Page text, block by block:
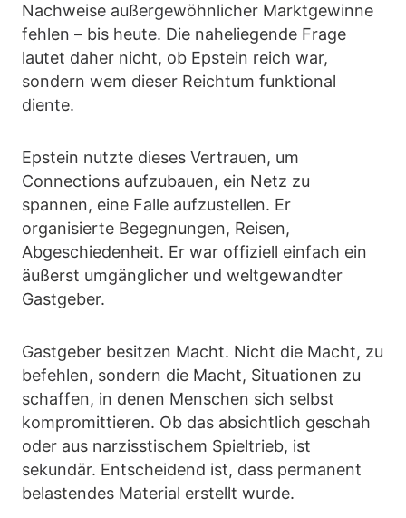
Nachweise außergewöhnlicher Marktgewinne
fehlen – bis heute. Die naheliegende Frage
lautet daher nicht, ob Epstein reich war,
sondern wem dieser Reichtum funktional
diente.
Epstein nutzte dieses Vertrauen, um
Connections aufzubauen, ein Netz zu
spannen, eine Falle aufzustellen. Er
organisierte Begegnungen, Reisen,
Abgeschiedenheit. Er war offiziell einfach ein
äußerst umgänglicher und weltgewandter
Gastgeber.
Gastgeber besitzen Macht. Nicht die Macht, zu
befehlen, sondern die Macht, Situationen zu
schaffen, in denen Menschen sich selbst
kompromittieren. Ob das absichtlich geschah
oder aus narzisstischem Spieltrieb, ist
sekundär. Entscheidend ist, dass permanent
belastendes Material erstellt wurde.